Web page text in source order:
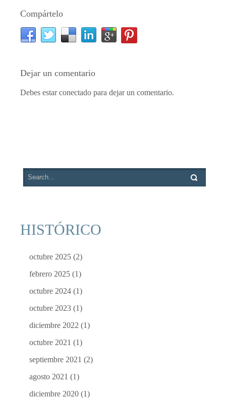
Compártelo
Dejar un comentario
Debes estar conectado para dejar un comentario.
HISTÓRICO
octubre 2025 (2)
febrero 2025 (1)
octubre 2024 (1)
octubre 2023 (1)
diciembre 2022 (1)
octubre 2021 (1)
septiembre 2021 (2)
agosto 2021 (1)
diciembre 2020 (1)